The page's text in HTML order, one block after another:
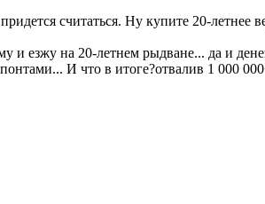
считаться. Ну купите 20-летнее
езжу на 20-летнем рыдване... да и
И что в итоге?отвалив 1 000